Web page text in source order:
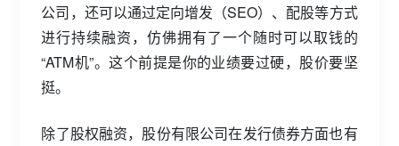
公司，还可以通过定向增发（SEO）、配股等方式
进行持续融资，仿佛拥有了一个随时可以取钱的
“ATM机”。这个前提是你的业绩要过硬，股价要坚
挺。
除了股权融资，股份有限公司在发行债券方面也有